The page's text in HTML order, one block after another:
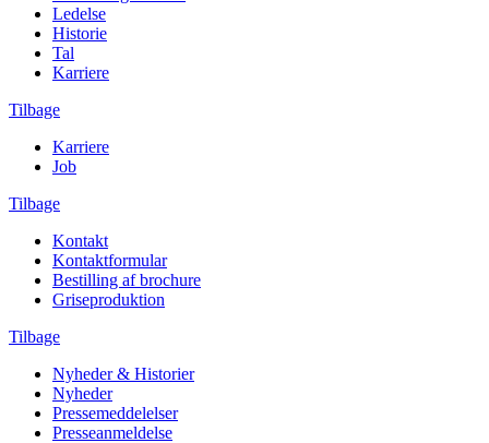
Ledelse
Historie
Tal
Karriere
Tilbage
Karriere
Job
Tilbage
Kontakt
Kontaktformular
Bestilling af brochure
Griseproduktion
Tilbage
Nyheder & Historier
Nyheder
Pressemeddelelser
Presseanmeldelse